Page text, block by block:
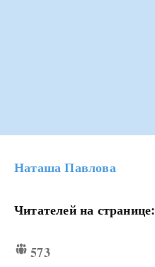
Наташа Павлова
Читателей на странице:
573